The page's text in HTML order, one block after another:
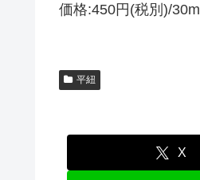
価格:450円(税別)/30m
平紐
X